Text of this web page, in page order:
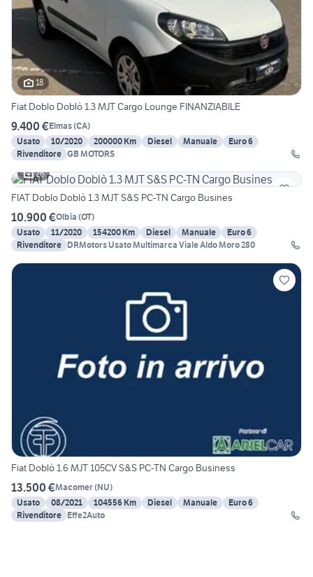
18
Fiat Doblo Doblò 1.3 MJT Cargo Lounge FINANZIABILE
9.400 €Elmas(CA)
Usato
10/2020 200000 Km Diesel Manuale
Euro 6
Rivenditore GB MOTORS
26
FIAT Doblo Doblò 1.3 MJT S&S PC-TN Cargo Busines
10.900 €Olbia (OT)
Usato
11/2020 154200 Km Diesel Manuale
Euro 6
Rivenditore DRMotors Usato Multimarca Viale Aldo Moro 280
Fiat Doblò 1.6 MJT 105CV S&S PC-TN Cargo Business
13.500 €Macomer(NU)
Usato
08/2021 104556 Km Diesel Manuale
Euro 6
Rivenditore Effe2Auto